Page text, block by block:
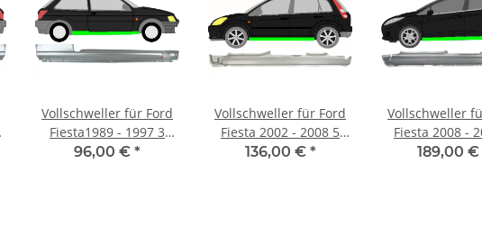
Vollschweller für Ford
Fiesta1989 - 1997 3
Türer rechts
96,00 € *
Vollschweller für Ford
Fiesta 2002 - 2008 5
Türer links
136,00 € *
Vollschweller
Fiesta 2008 -
Türer
189,00 €